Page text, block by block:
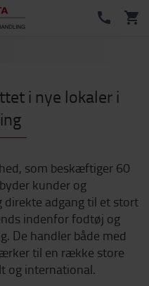
i nye lokaler i
som beskæftiger 60
kunder og
direkte adgang til et stort
indenfor fodtøj og
De handler både med
til en række store
og international.